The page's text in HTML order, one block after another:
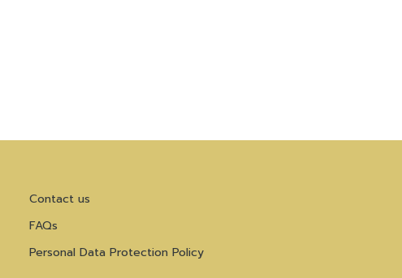
Contact us
FAQs
Personal Data Protection Policy